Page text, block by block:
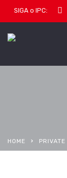
SIGA o IPC:
HOME